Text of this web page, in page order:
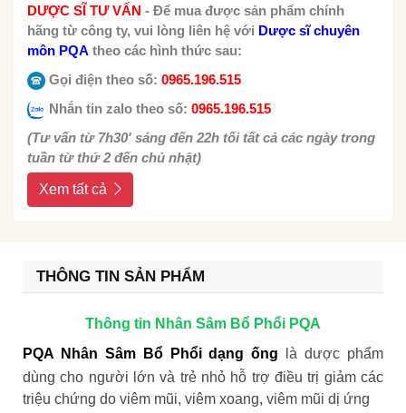
DƯỢC SĨ TƯ VẤN - Để mua được sản phẩm chính
hãng từ công ty, vui lòng liên hệ với Dược sĩ chuyên
môn PQA theo các hình thức sau:
Gọi điện theo số: 0965.196.515
Nhắn tin zalo theo số: 0965.196.515
(Tư vấn từ 7h30' sáng đến 22h tối tất cả các ngày trong
tuần từ thứ 2 đến chủ nhật)
Xem tất cả
THÔNG TIN SẢN PHẨM
Thông tin Nhân Sâm Bổ Phổi PQA
PQA Nhân Sâm Bổ Phổi dạng ống là dược phẩm
dùng cho người lớn và trẻ nhỏ hỗ trợ điều trị giảm các
triệu chứng do viêm mũi, viêm xoang, viêm mũi dị ứng